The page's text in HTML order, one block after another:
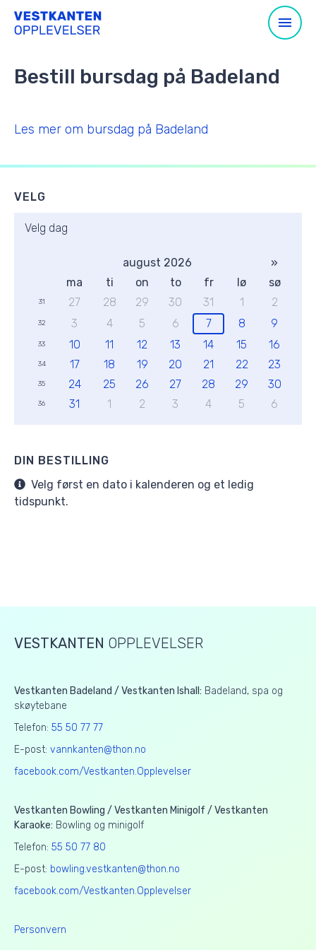
Bestill bursdag på Badeland
Les mer om bursdag på Badeland
VELG
Velg dag
august 2026
»
ma
ti on to fr lø sø
31 27 28 29 30 31 1 2
32 3 4 5 6 7 8 9
33 10 11 12 13 14 15 16
34 17 18 19 20 21 22 23
35 24 25 26 27 28 29 30
36 31 1 2 3 4 5 6
DIN BESTILLING
Velg først en dato i kalenderen og et ledig
tidspunkt.
VESTKANTEN OPPLEVELSER
Vestkanten Badeland / Vestkanten Ishall: Badeland, spa og
skøytebane
Telefon: 55 50 77 77
E-post: vannkanten@thon.no
facebook.com/Vestkanten.Opplevelser
Vestkanten Bowling / Vestkanten Minigolf / Vestkanten
Karaoke: Bowling og minigolf
Telefon: 55 50 77 80
E-post: bowling.vestkanten@thon.no
facebook.com/Vestkanten.Opplevelser
Personvern